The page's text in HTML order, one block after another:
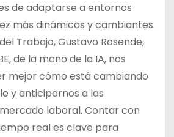
de adaptarse a entornos
más dinámicos y cambiantes.
Trabajo, Gustavo Rosende,
de la mano de la IA, nos
mejor cómo está cambiando
y anticiparnos a las
laboral. Contar con
real es clave para